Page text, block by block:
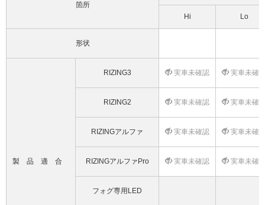
箇所
Hi Lo
形状
製品適合
RIZING3 実車未確認 実車未確
RIZING2 実車未確認 実車未確
RIZINGアルファ 実車未確認 実車未確
RIZINGアルファPro 実車未確認 実車未確
フォグ専用LED